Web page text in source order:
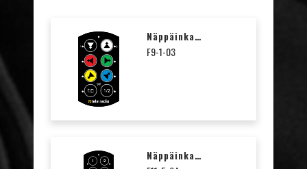
Näppäinkalvo Nuolet T9-1 / T17-8
F9-1-03
Näppäinkalvo Numerot 1-12 T11-5 / T17-12 / T29-12